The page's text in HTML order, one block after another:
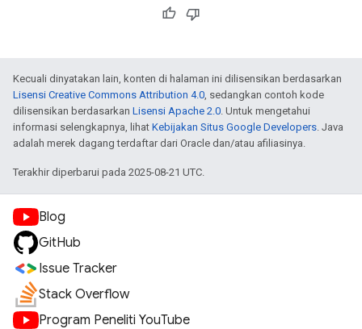
Kecuali dinyatakan lain, konten di halaman ini dilisensikan berdasarkan
Lisensi Creative Commons Attribution 4.0, sedangkan contoh kode
dilisensikan berdasarkan Lisensi Apache 2.0. Untuk mengetahui
informasi selengkapnya, lihat Kebijakan Situs Google Developers. Java
adalah merek dagang terdaftar dari Oracle dan/atau afiliasinya.
Terakhir diperbarui pada 2025-08-21 UTC.
Blog
GitHub
Issue Tracker
Stack Overflow
Program Peneliti YouTube